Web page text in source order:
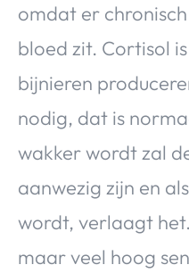
omdat er
bloed zit. Cortisol
bijnieren
nodig, dat is
wakker wordt zal
aanwezig zijn en
wordt, verlaagt
maar veel hoog